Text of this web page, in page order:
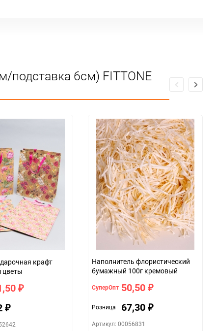
подставка 6см) FITTONE
крафт
цветы
₽
₽
Наполнитель флористический
бумажный 100г кремовый
СуперОпт 50,50 ₽
Розница 67,30 ₽
Артикул: 00056831